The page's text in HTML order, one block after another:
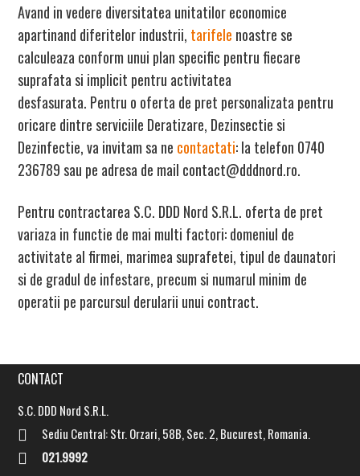
Avand in vedere diversitatea unitatilor economice
apartinand diferitelor industrii, tarifele noastre se
calculeaza conform unui plan specific pentru fiecare
suprafata si implicit pentru activitatea
desfasurata. Pentru o oferta de pret personalizata pentru
oricare dintre serviciile Deratizare, Dezinsectie si
Dezinfectie, va invitam sa ne contactati: la telefon 0740
236789 sau pe adresa de mail contact@dddnord.ro.
Pentru contractarea S.C. DDD Nord S.R.L. oferta de pret
variaza in functie de mai multi factori: domeniul de
activitate al firmei, marimea suprafetei, tipul de daunatori
si de gradul de infestare, precum si numarul minim de
operatii pe parcursul derularii unui contract.
INTERVENȚII NON-STOP
CONTACT
S.C. DDD Nord S.R.L.
Sediu Central: Str. Orzari, 58B, Sec. 2, Bucurest, Romania.
021.9992